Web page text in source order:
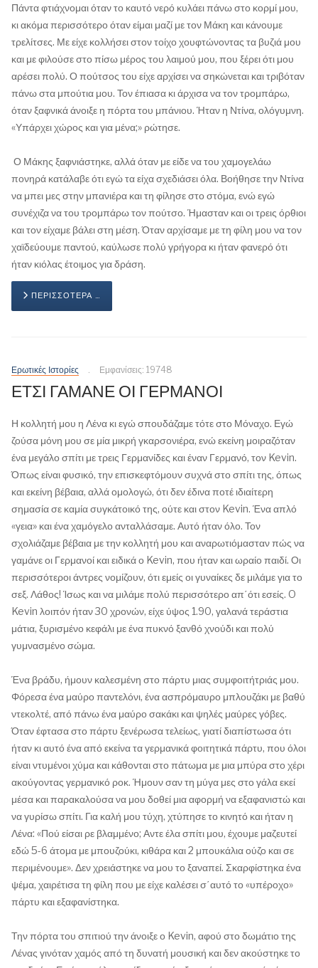
Πάντα φτιάχνομαι όταν το καυτό νερό κυλάει πάνω στο κορμί μου,
κι ακόμα περισσότερο όταν είμαι μαζί με τον Μάκη και κάνουμε
τρελίτσες. Με είχε κολλήσει στον τοίχο χουφτώνοντας τα βυζιά μου
και με φιλούσε στο πίσω μέρος του λαιμού μου, που ξέρει ότι μου
αρέσει πολύ. Ο πούτσος του είχε αρχίσει να σηκώνεται και τριβόταν
πάνω στα μπούτια μου. Τον έπιασα κι άρχισα να τον τρομπάρω,
όταν ξαφνικά άνοιξε η πόρτα του μπάνιου. Ήταν η Ντίνα, ολόγυμνη.
«Υπάρχει χώρος και για μένα;» ρώτησε.
Ο Μάκης ξαφνιάστηκε, αλλά όταν με είδε να του χαμογελάω
πονηρά κατάλαβε ότι εγώ τα είχα σχεδιάσει όλα. Βοήθησε την Ντίνα
να μπει μες στην μπανιέρα και τη φίλησε στο στόμα, ενώ εγώ
συνέχιζα να του τρομπάρω τον πούτσο. Ήμασταν και οι τρεις όρθιοι
και τον είχαμε βάλει στη μέση. Όταν αρχίσαμε με τη φίλη μου να τον
χαϊδεύουμε παντού, καύλωσε πολύ γρήγορα κι ήταν φανερό ότι
ήταν κιόλας έτοιμος για δράση.
ΠΕΡΙΣΣΌΤΕΡΑ …
Ερωτικές Ιστορίες Εμφανίσεις: 19748
ΕΤΣΙ ΓΑΜΑΝΕ ΟΙ ΓΕΡΜΑΝΟΙ
Η κολλητή μου η Λένα κι εγώ σπουδάζαμε τότε στο Μόναχο. Εγώ
ζούσα μόνη μου σε μία μικρή γκαρσονιέρα, ενώ εκείνη μοιραζόταν
ένα μεγάλο σπίτι με τρεις Γερμανίδες και έναν Γερμανό, τον Kevin.
Όπως είναι φυσικό, την επισκεφτόμουν συχνά στο σπίτι της, όπως
και εκείνη βέβαια, αλλά ομολογώ, ότι δεν έδινα ποτέ ιδιαίτερη
σημασία σε καμία συγκάτοικό της, ούτε και στον Kevin. Ένα απλό
«γεια» και ένα χαμόγελο ανταλλάσαμε. Αυτό ήταν όλο. Τον
σχολιάζαμε βέβαια με την κολλητή μου και αναρωτιόμασταν πώς να
γαμάνε οι Γερμανοί και ειδικά ο Kevin, που ήταν και ωραίο παιδί. Οι
περισσότεροι άντρες νομίζουν, ότι εμείς οι γυναίκες δε μιλάμε για το
σεξ. Λάθος! Ίσως και να μιλάμε πολύ περισσότερο απ΄ότι εσείς. O
Kevin λοιπόν ήταν 30 χρονών, είχε ύψος 1.90, γαλανά τεράστια
μάτια, ξυρισμένο κεφάλι με ένα πυκνό ξανθό χνούδι και πολύ
γυμνασμένο σώμα.
Ένα βράδυ, ήμουν καλεσμένη στο πάρτυ μιας συμφοιτήτριάς μου.
Φόρεσα ένα μαύρο παντελόνι, ένα ασπρόμαυρο μπλουζάκι με βαθύ
ντεκολτέ, από πάνω ένα μαύρο σακάκι και ψηλές μαύρες γόβες.
Όταν έφτασα στο πάρτυ ξενέρωσα τελείως, γιατί διαπίστωσα ότι
ήταν κι αυτό ένα από εκείνα τα γερμανικά φοιτητικά πάρτυ, που όλοι
είναι ντυμένοι χύμα και κάθονται στο πάτωμα με μια μπύρα στο χέρι
ακούγοντας γερμανικό ροκ. Ήμουν σαν τη μύγα μες στο γάλα εκεί
μέσα και παρακαλούσα να μου δοθεί μια αφορμή να εξαφανιστώ και
να γυρίσω σπίτι. Για καλή μου τύχη, χτύπησε το κινητό και ήταν η
Λένα: «Πού είσαι ρε βλαμμένο; Αντε έλα σπίτι μου, έχουμε μαζευτεί
εδώ 5-6 άτομα με μπουζούκι, κιθάρα και 2 μπουκάλια ούζο και σε
περιμένουμε». Δεν χρειάστηκε να μου το ξαναπεί. Σκαρφίστηκα ένα
ψέμα, χαιρέτισα τη φίλη που με είχε καλέσει σ΄αυτό το «υπέροχο»
πάρτυ και εξαφανίστηκα.
Την πόρτα του σπιτιού την άνοιξε ο Kevin, αφού στο δωμάτιο της
Λένας γινόταν χαμός από τη δυνατή μουσική και δεν ακούστηκε το